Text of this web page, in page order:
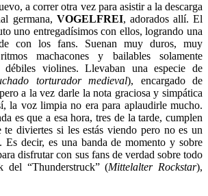
a correr otra vez para asistir a la descarga
germana, VOGELFREI, adorados allí. El
uno entregadísimos con ellos, logrando una
con los fans. Suenan muy duros, muy
machacones y bailables solamente
violines. Llevaban una especie de
torturador medieval), encargado de
a la vez darle la nota graciosa y simpática
la voz limpia no era para aplaudirle mucho.
es que a esa hora, tres de la tarde, cumplen
te diviertes si les estás viendo pero no es un
Es decir, es una banda de momento y sobre
disfrutar con sus fans de verdad sobre todo
del “Thunderstruck” (Mittelalter Rockstar),